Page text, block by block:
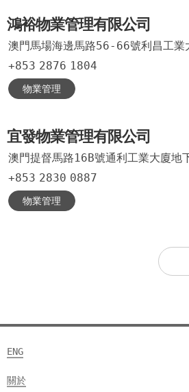
鴻裕物業管理有限公司
澳門馬場海邊馬路56-66號利昌工業
+853 2876 1804
物業管理
宜發物業管理有限公司
澳門提督馬路16B號通利工業大廈地
+853 2830 0887
物業管理
ENG
關於